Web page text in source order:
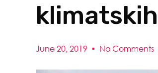
June 20, 2019 No Comments